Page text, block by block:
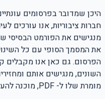
היכן שמדובר בפרסומים
חברות ציבוריות, אנו עורכים
מנגישים את הפורמט הבסיסי
את המסמך הסופי עם כל
הפרסום. גם כאן אנו מקבלים
השונים, מנגישים אותם
מומרת שלו ל- PDF, מוכנה להעלאה לרשת.